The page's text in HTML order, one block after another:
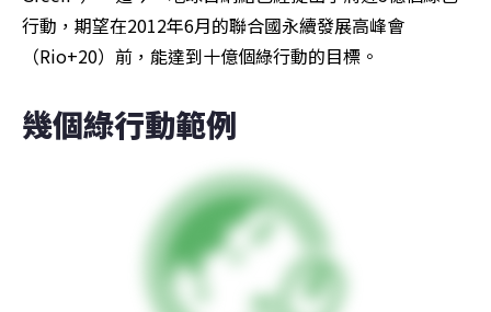
行動，期望在2012年6月的聯合國永續發展高峰會
（Rio+20）前，能達到十億個綠行動的目標。
幾個綠行動範例